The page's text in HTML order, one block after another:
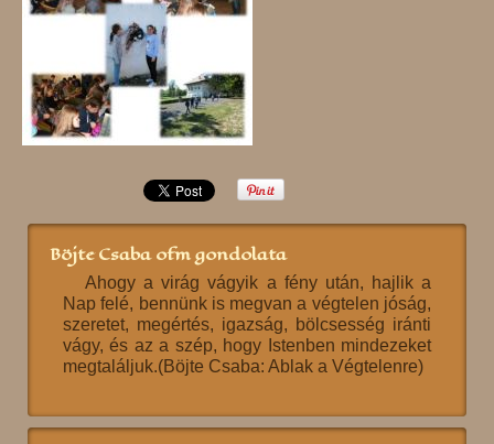
Böjte Csaba ofm gondolata
Ahogy a virág vágyik a fény után, hajlik a
Nap felé, bennünk is megvan a végtelen jóság,
szeretet, megértés, igazság, bölcsesség iránti
vágy, és az a szép, hogy Istenben mindezeket
megtaláljuk.(Böjte Csaba: Ablak a Végtelenre)